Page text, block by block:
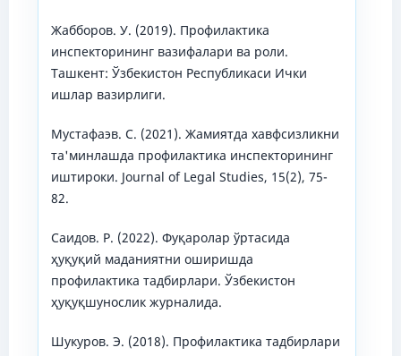
Жабборов. У. (2019). Профилактика
инспекторининг вазифалари ва роли.
Ташкент: Ўзбекистон Республикаси Ички
ишлар вазирлиги.
Мустафаэв. С. (2021). Жамиятда хавфсизликни
та'минлашда профилактика инспекторининг
иштироки. Journal of Legal Studies, 15(2), 75-
82.
Саидов. Р. (2022). Фуқаролар ўртасида
ҳуқуқий маданиятни оширишда
профилактика тадбирлари. Ўзбекистон
ҳуқуқшунослик журналида.
Шукуров. Э. (2018). Профилактика тадбирлари